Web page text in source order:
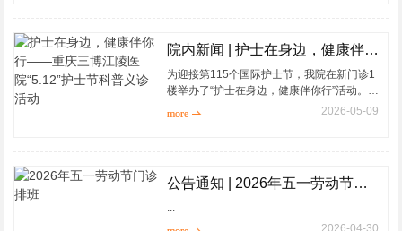
院内新闻 | 护士在身边，健康伴你行——重庆三博江陵医院“5.12”护士节科普义诊活动
为迎接第115个国际护士节，我院在新门诊1
楼举办了“护士在身边，健康伴你行”活动。来
自多个专科护理单元的护士长们围绕六大健
more  2026-05-09
公告通知 | 2026年五一劳动节门诊排班
...
2026-04-30